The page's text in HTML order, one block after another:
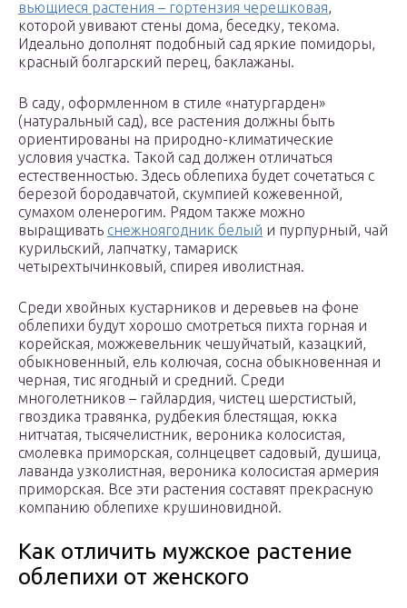
вьющиеся растения – гортензия черешковая,
которой увивают стены дома, беседку, текома.
Идеально дополнят подобный сад яркие помидоры,
красный болгарский перец, баклажаны.
В саду, оформленном в стиле «натургарден»
(натуральный сад), все растения должны быть
ориентированы на природно-климатические
условия участка. Такой сад должен отличаться
естественностью. Здесь облепиха будет сочетаться с
березой бородавчатой, скумпией кожевенной,
сумахом оленерогим. Рядом также можно
выращивать снежноягодник белый и пурпурный, чай
курильский, лапчатку, тамариск
четырехтычинковый, спирея иволистная.
Среди хвойных кустарников и деревьев на фоне
облепихи будут хорошо смотреться пихта горная и
корейская, можжевельник чешуйчатый, казацкий,
обыкновенный, ель колючая, сосна обыкновенная и
черная, тис ягодный и средний. Среди
многолетников – гайлардия, чистец шерстистый,
гвоздика травянка, рудбекия блестящая, юкка
нитчатая, тысячелистник, вероника колосистая,
смолевка приморская, солнцецвет садовый, душица,
лаванда узколистная, вероника колосистая армерия
приморская. Все эти растения составят прекрасную
компанию облепихе крушиновидной.
Как отличить мужское растение
облепихи от женского